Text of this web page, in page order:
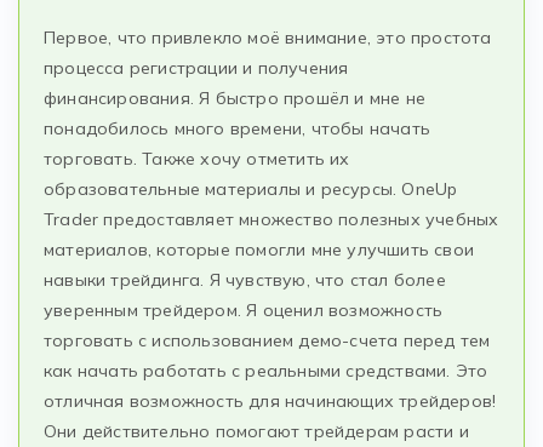
Первое, что привлекло моё внимание, это простота
процесса регистрации и получения
финансирования. Я быстро прошёл и мне не
понадобилось много времени, чтобы начать
торговать. Также хочу отметить их
образовательные материалы и ресурсы. OneUp
Trader предоставляет множество полезных учебных
материалов, которые помогли мне улучшить свои
навыки трейдинга. Я чувствую, что стал более
уверенным трейдером. Я оценил возможность
торговать с использованием демо-счета перед тем
как начать работать с реальными средствами. Это
отличная возможность для начинающих трейдеров!
Они действительно помогают трейдерам расти и